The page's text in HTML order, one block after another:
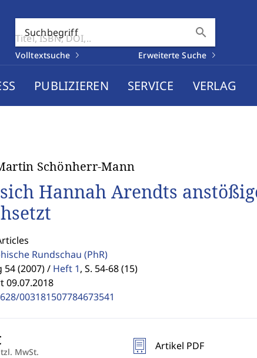
Suchbegriff search
Volltextsuche Erweiterte Suche
PUBLIZIEREN SERVICE VERLAG
Schönherr-Mann
Hannah Arendts
Rundschau (PhR)
54 (2007) / Heft 1, S. 54-68 (15)
09.07.2018
003181507784673541
MwSt.
Artikel PDF